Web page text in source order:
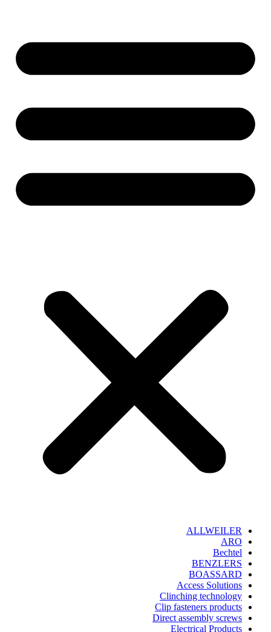
ALLWEILER
ARO
Bechtel
BENZLERS
BOASSARD
Access Solutions
Clinching technology
Clip fasteners products
Direct assembly screws
Electrical Products